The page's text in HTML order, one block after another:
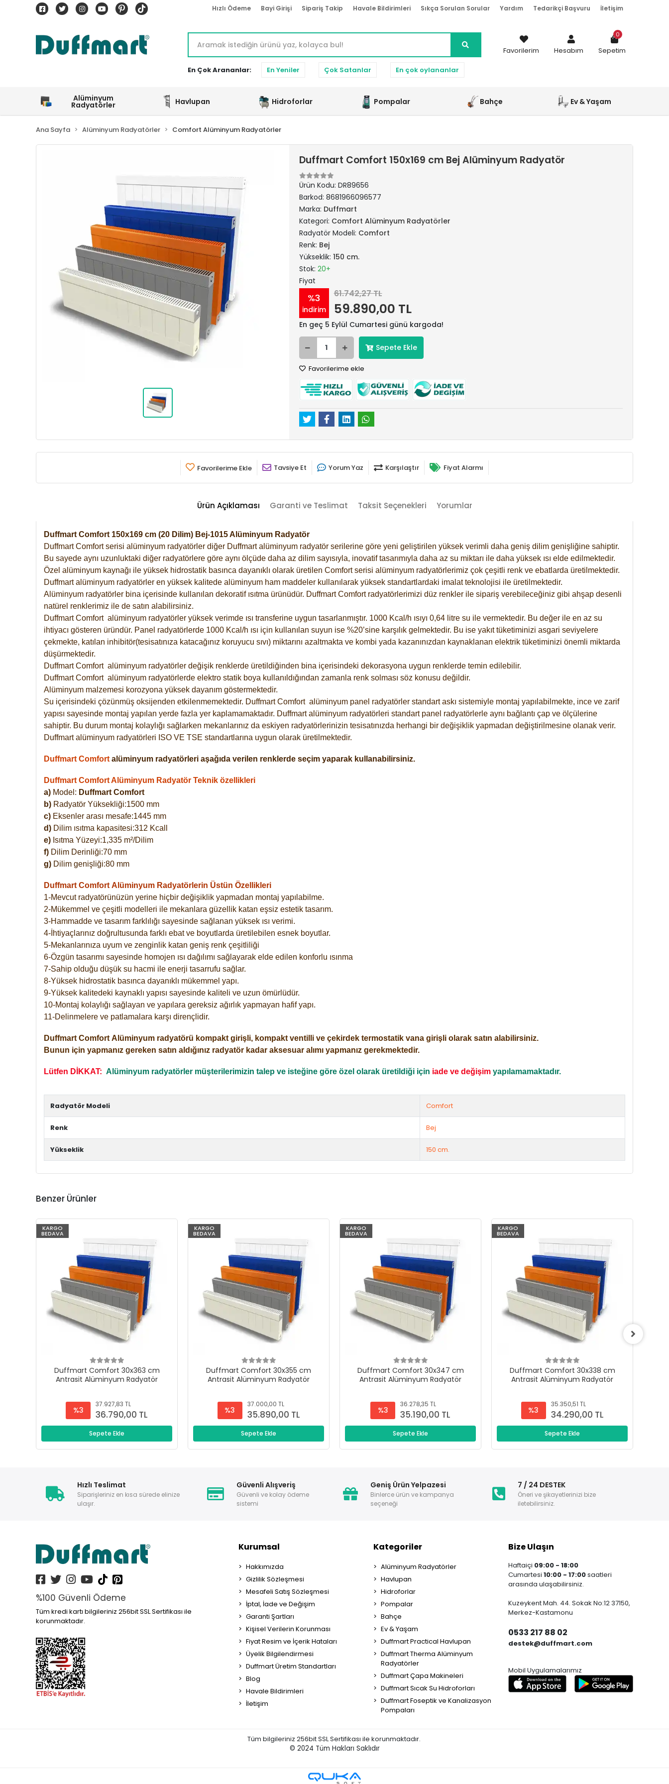
Hızlı Ödeme Bayi Girişi Sipariş Takip Havale Bildirimleri Sıkça Sorulan Sorular Yardım Tedarikçi Başvuru İletişim
En Çok Arananlar: En Yeniler Çok Satanlar En çok oylananlar
Favorilerim Hesabım Sepetim
0
Alüminyum
Radyatörler Havlupan Hidroforlar Pompalar Bahçe Ev & Yaşam
Ana Sayfa Alüminyum Radyatörler Comfort Alüminyum Radyatörler
Duffmart Comfort 150x169 cm Bej Alüminyum Radyatör
Ürün Kodu: DR89656
Barkod: 8681966096577
Marka: Duffmart
Kategori: Comfort Alüminyum Radyatörler
Radyatör Modeli: Comfort
Renk: Bej
Yükseklik: 150 cm.
Stok: 20+
Fiyat
%3
indirim
61.742,27 TL
59.890,00 TL
En geç 5 Eylül Cumartesi günü kargoda!
Sepete Ekle
Favorilerime ekle
Favorilerime Ekle Tavsiye Et Yorum Yaz Karşılaştır Fiyat Alarmı
Ürün Açıklaması Garanti ve Teslimat Taksit Seçenekleri Yorumlar
Duffmart Comfort 150x169 cm (20 Dilim) Bej-1015 Alüminyum Radyatör
Duffmart Comfort serisi alüminyum radyatörler diğer Duffmart alüminyum radyatör serilerine göre yeni geliştirilen yüksek verimli daha geniş dilim genişliğine sahiptir.
Bu sayede aynı uzunluktaki diğer radyatörlere göre aynı ölçüde daha az dilim sayısıyla, inovatif tasarımıyla daha az su miktarı ile daha yüksek ısı elde edilmektedir.
Özel alüminyum kaynağı ile yüksek hidrostatik basınca dayanıklı olarak üretilen Comfort serisi alüminyum radyatörlerimiz çok çeşitli renk ve ebatlarda üretilmektedir.
Duffmart alüminyum radyatörler en yüksek kalitede alüminyum ham maddeler kullanılarak yüksek standartlardaki imalat teknolojisi ile üretilmektedir.
Alüminyum radyatörler bina içerisinde kullanılan dekoratif ısıtma ürünüdür. Duffmart Comfort radyatörlerimizi düz renkler ile sipariş verebileceğiniz gibi ahşap desenli
natürel renklerimiz ile de satın alabilirsiniz.
Duffmart Comfort alüminyum radyatörler yüksek verimde ısı transferine uygun tasarlanmıştır. 1000 Kcal/h ısıyı 0,64 litre su ile vermektedir. Bu değer ile en az su
ihtiyacı gösteren üründür. Panel radyatörlerde 1000 Kcal/h ısı için kullanılan suyun ise %20’sine karşılık gelmektedir. Bu ise yakıt tüketiminizi asgari seviyelere
çekmekte, katılan inhibitör(tesisatınıza katacağınız koruyucu sıvı) miktarını azaltmakta ve kombi yada kazanınızdan kaynaklanan elektrik tüketiminizi önemli miktarda
düşürmektedir.
Duffmart Comfort alüminyum radyatörler değişik renklerde üretildiğinden bina içerisindeki dekorasyona uygun renklerde temin edilebilir.
DuffmartComfort alüminyum radyatörlerde elektro statik boya kullanıldığından zamanla renk solması söz konusu değildir.
Alüminyum malzemesi korozyona yüksek dayanım göstermektedir.
Su içerisindeki çözünmüş oksijenden etkilenmemektedir. DuffmartComfort alüminyum panel radyatörler standart askı sistemiyle montaj yapılabilmekte, ince ve zarif
yapısı sayesinde montaj yapılan yerde fazla yer kaplamamaktadır. Duffmart alüminyum radyatörleri standart panel radyatörlerle aynı bağlantı çap ve ölçülerine
sahiptir. Bu durum montaj kolaylığı sağlarken mekanlarınız da eskiyen radyatörlerinizin tesisatınızda herhangi bir değişiklik yapmadan değiştirilmesine olanak verir.
Duffmart alüminyum radyatörleri ISO VE TSE standartlarına uygun olarak üretilmektedir.
Duffmart Comfort alüminyum radyatörleri aşağıda verilen renklerde seçim yaparak kullanabilirsiniz.
Duffmart Comfort Alüminyum Radyatör Teknik özellikleri
a) Model: Duffmart Comfort
b) Radyatör Yüksekliği:1500 mm
c) Eksenler arası mesafe:1445 mm
d) Dilim ısıtma kapasitesi:312 Kcall
e) Isıtma Yüzeyi:1,335 m²/Dilim
f) Dilim Derinliği:70 mm
g) Dilim genişliği:80 mm
Duffmart Comfort Alüminyum Radyatörlerin Üstün Özellikleri
1-Mevcut radyatörünüzün yerine hiçbir değişiklik yapmadan montaj yapılabilme.
2-Mükemmel ve çeşitli modelleri ile mekanlara güzellik katan eşsiz estetik tasarım.
3-Hammadde ve tasarım farklılığı sayesinde sağlanan yüksek ısı verimi.
4-İhtiyaçlarınız doğrultusunda farklı ebat ve boyutlarda üretilebilen esnek boyutlar.
5-Mekanlarınıza uyum ve zenginlik katan geniş renk çeşitliliği
6-Özgün tasarımı sayesinde homojen ısı dağılımı sağlayarak elde edilen konforlu ısınma
7-Sahip olduğu düşük su hacmi ile enerji tasarrufu sağlar.
8-Yüksek hidrostatik basınca dayanıklı mükemmel yapı.
9-Yüksek kalitedeki kaynaklı yapısı sayesinde kaliteli ve uzun ömürlüdür.
10-Montaj kolaylığı sağlayan ve yapılara gereksiz ağırlık yapmayan hafif yapı.
11-Delinmelere ve patlamalara karşı dirençlidir.
Duffmart Comfort Alüminyum radyatörü kompakt girişli, kompakt ventilli ve çekirdek termostatik vana girişli olarak satın alabilirsiniz.
Bunun için yapmanız gereken satın aldığınız radyatör kadar aksesuar alımı yapmanız gerekmektedir.
Lütfen DİKKAT: Alüminyum radyatörler müşterilerimizin talep ve isteğine göre özel olarak üretildiği için iade ve değişim yapılamamaktadır.
Radyatör Modeli Comfort
Renk Bej
Yükseklik 150 cm.
Benzer Ürünler
KARGO
BEDAVA
Duffmart Comfort 30x363 cm
Antrasit Alüminyum Radyatör
%3
37.927,83 TL
36.790,00 TL
Sepete Ekle
KARGO
BEDAVA
Duffmart Comfort 30x355 cm
Antrasit Alüminyum Radyatör
%3
37.000,00 TL
35.890,00 TL
Sepete Ekle
KARGO
BEDAVA
Duffmart Comfort 30x347 cm
Antrasit Alüminyum Radyatör
%3
36.278,35 TL
35.190,00 TL
Sepete Ekle
KARGO
BEDAVA
Duffmart Comfort 30x338 cm
Antrasit Alüminyum Radyatör
%3
35.350,51 TL
34.290,00 TL
Sepete Ekle
Hızlı Teslimat
Siparişleriniz en kısa sürede elinize
ulaşır.
Güvenli Alışveriş
Güvenli ve kolay ödeme
sistemi
Geniş Ürün Yelpazesi
Binlerce ürün ve kampanya
seçeneği
7 / 24 DESTEK
Öneri ve şikayetlerinizi bize
iletebilirsiniz.
%100 Güvenli Ödeme
Tüm kredi kartı bilgileriniz 256bit SSL Sertifikası ile
korunmaktadır.
Kurumsal
Hakkımızda
Gizlilik Sözleşmesi
Mesafeli Satış Sözleşmesi
İptal, İade ve Değişim
Garanti Şartları
Kişisel Verilerin Korunması
Fiyat Resim ve İçerik Hataları
Üyelik Bilgilendirmesi
Duffmart Üretim Standartları
Blog
Havale Bildirimleri
İletişim
Kategoriler
Alüminyum Radyatörler
Havlupan
Hidroforlar
Pompalar
Bahçe
Ev & Yaşam
Duffmart Practical Havlupan
Duffmart Therma Alüminyum
Radyatörler
Duffmart Çapa Makineleri
Duffmart Sıcak Su Hidroforları
Duffmart Foseptik ve Kanalizasyon
Pompaları
Bize Ulaşın
Haftaiçi 09:00 - 18:00
Cumartesi 10:00 - 17:00saatleri
arasında ulaşabilirsiniz.
Kuzeykent Mah. 44. Sokak No:12 37150,
Merkez-Kastamonu
0533 217 88 02
destek@duffmart.com
Mobil Uygulamalarımız
Tüm bilgileriniz 256bit SSL Sertifikası ile korunmaktadır.
© 2024 Tüm Hakları Saklıdır